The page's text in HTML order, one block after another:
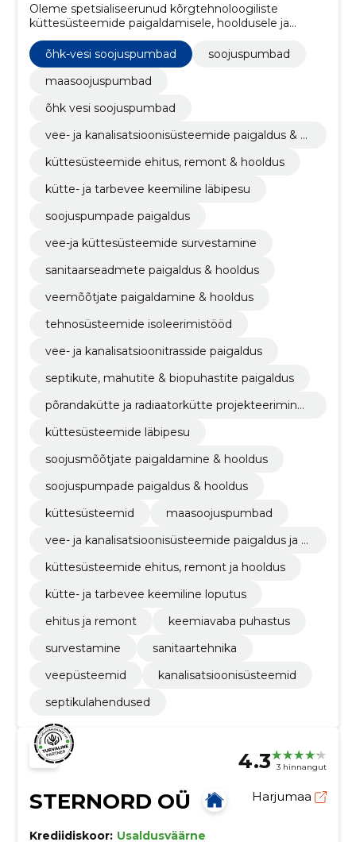
Oleme spetsialiseerunud kõrgtehnoloogiliste
küttesüsteemide paigaldamisele, hooldusele ja
õhk-vesi soojuspumbad
soojuspumbad
maasoojuspumbad
õhk vesi soojuspumbad
vee- ja kanalisatsioonisüsteemide paigaldus & h
küttesüsteemide ehitus, remont & hooldus
kütte- ja tarbevee keemiline läbipesu
soojuspumpade paigaldus
vee-ja küttesüsteemide survestamine
sanitaarseadmete paigaldus & hooldus
veemõõtjate paigaldamine & hooldus
tehnosüsteemide isoleerimistööd
vee- ja kanalisatsioonitrasside paigaldus
septikute, mahutite & biopuhastite paigaldus
põrandakütte ja radiaatorkütte projekteerimine,
küttesüsteemide läbipesu
soojusmõõtjate paigaldamine & hooldus
soojuspumpade paigaldus & hooldus
küttesüsteemid
maasoojuspumbad
vee- ja kanalisatsioonisüsteemide paigaldus ja h
küttesüsteemide ehitus, remont ja hooldus
kütte- ja tarbevee keemiline loputus
ehitus ja remont
keemiavaba puhastus
survestamine
sanitaartehnika
veepüsteemid
kanalisatsioonisüsteemid
septikulahendused
4.3 3 hinnangut
STERNORD OÜ Harjumaa
Krediidiskoor: Usaldusväärne